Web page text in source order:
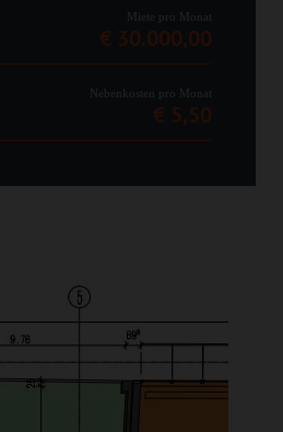
Miete pro Monat
€ 30.000,00
Nebenkosten pro Monat
€ 5,50